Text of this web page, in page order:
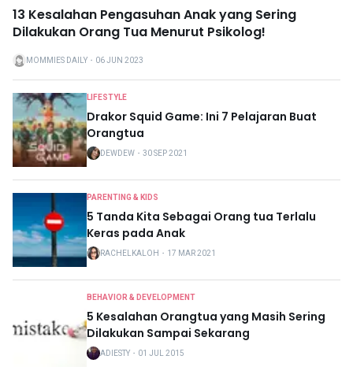
13 Kesalahan Pengasuhan Anak yang Sering
Dilakukan Orang Tua Menurut Psikolog!
MOMMIES DAILY ・ 06 JUN 2023
LIFESTYLE
Drakor Squid Game: Ini 7 Pelajaran Buat
Orangtua
DEWDEW ・ 30 SEP 2021
PARENTING & KIDS
5 Tanda Kita Sebagai Orang tua Terlalu
Keras pada Anak
RACHELKALOH ・ 17 MAR 2021
BEHAVIOR & DEVELOPMENT
5 Kesalahan Orangtua yang Masih Sering
Dilakukan Sampai Sekarang
ADIESTY ・ 01 JUL 2015